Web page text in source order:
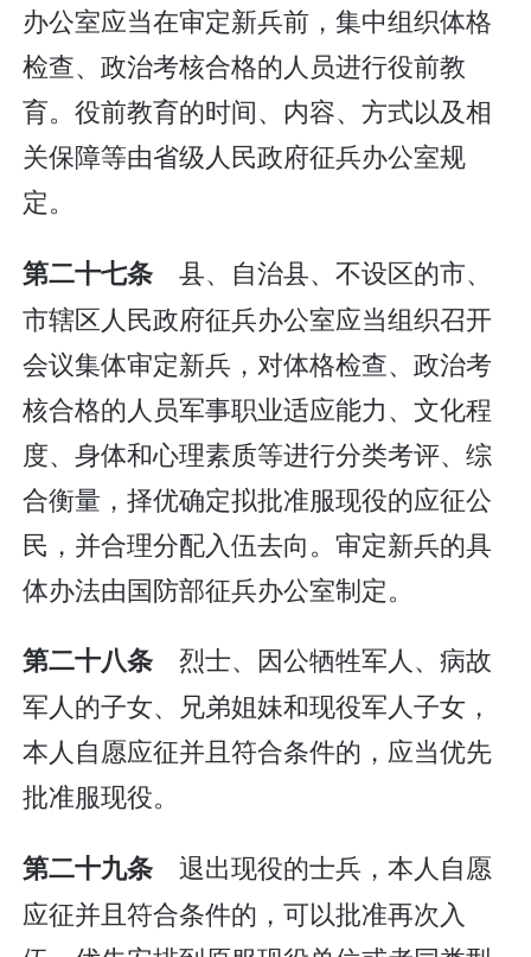
办公室应当在审定新兵前，集中组织体格
检查、政治考核合格的人员进行役前教
育。役前教育的时间、内容、方式以及相
关保障等由省级人民政府征兵办公室规
定。
第二十七条 县、自治县、不设区的市、
市辖区人民政府征兵办公室应当组织召开
会议集体审定新兵，对体格检查、政治考
核合格的人员军事职业适应能力、文化程
度、身体和心理素质等进行分类考评、综
合衡量，择优确定拟批准服现役的应征公
民，并合理分配入伍去向。审定新兵的具
体办法由国防部征兵办公室制定。
第二十八条 烈士、因公牺牲军人、病故
军人的子女、兄弟姐妹和现役军人子女，
本人自愿应征并且符合条件的，应当优先
批准服现役。
第二十九条 退出现役的士兵，本人自愿
应征并且符合条件的，可以批准再次入